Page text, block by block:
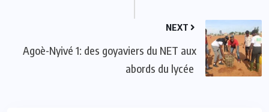
NEXT
Agoè-Nyivé 1: des goyaviers du NET aux
abords du lycée